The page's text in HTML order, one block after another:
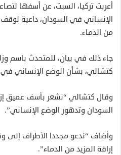
أعربت تركيا، السبت، عن أسفها
الإنساني في السودان، داعية لوقف
من الدماء.
جاء ذلك في بيان، للمتحدث باسم
كتشالي، بشأن الوضع الإنساني في
وقال كتشالي “نشعر بأسف عميق
السودان وتدهور الوضع الإنساني”.
وأضاف “ندعو مجددا الأطراف إلى
إراقة المزيد من الدماء”.